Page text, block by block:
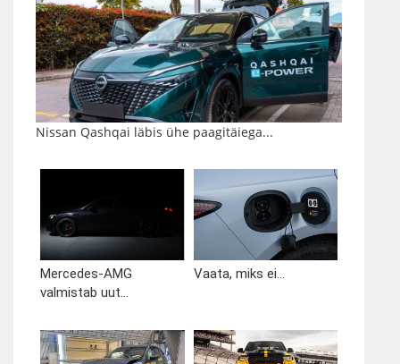
Nissan Qashqai läbis ühe paagitäiega...
Mercedes-AMG
valmistab uut...
Vaata, miks ei...